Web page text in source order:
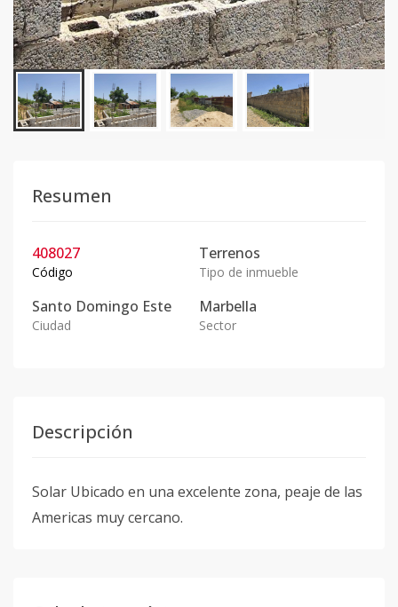
Resumen
408027
Código
Terrenos
Tipo de inmueble
Santo Domingo Este
Ciudad
Marbella
Sector
Descripción
Solar Ubicado en una excelente zona, peaje de las
Americas muy cercano.